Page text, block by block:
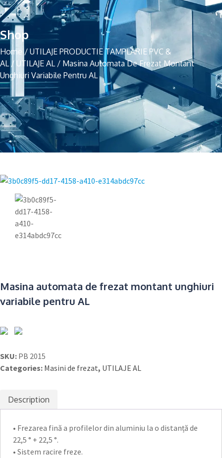
Shop
Home / UTILAJE PRODUCTIE TAMPLARIE PVC &
AL/ UTILAJE AL/ Masina Automata De Frezat Montant
Unghiuri Variabile Pentru AL
Masina automata de frezat montant unghiuri
variabile pentru AL
SKU: PB 2015
Categories: Masini de frezat, UTILAJE AL
Description
• Frezarea fină a profilelor din aluminiu la o distanță de
22,5 ° + 22,5 °.
• Sistem racire freze.